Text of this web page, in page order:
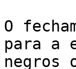
O
para a
negros